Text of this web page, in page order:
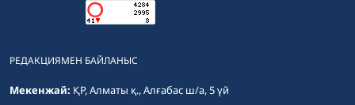
РЕДАКЦИЯМЕН БАЙЛАНЫС
Мекенжай: ҚР, Алматы қ., Алғабас ш/а, 5 үй